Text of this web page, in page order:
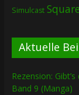
Simulcast
Aktuelle
Rezension:
Band 9 (Manga)